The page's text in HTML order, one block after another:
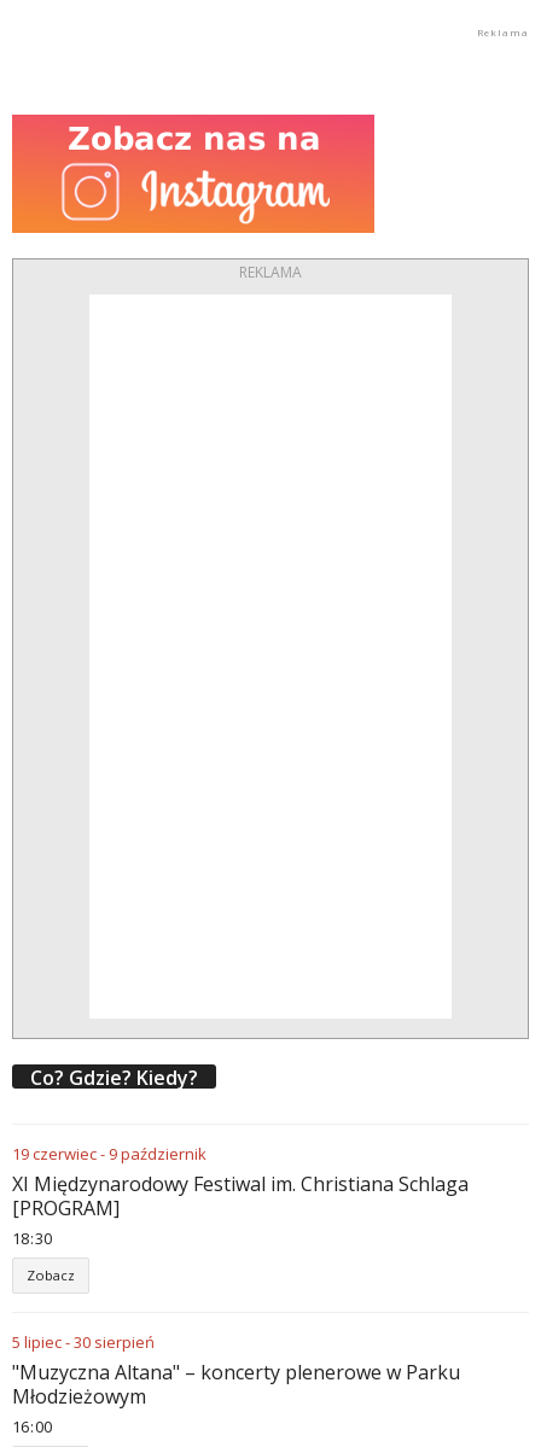
REKLAMA
Co? Gdzie? Kiedy?
19czerwiec- 9październik
XI Międzynarodowy Festiwal im. Christiana Schlaga
[PROGRAM]
18:30
Zobacz
5 lipiec-30 sierpień
"Muzyczna Altana" – koncerty plenerowe w Parku
Młodzieżowym
16:00